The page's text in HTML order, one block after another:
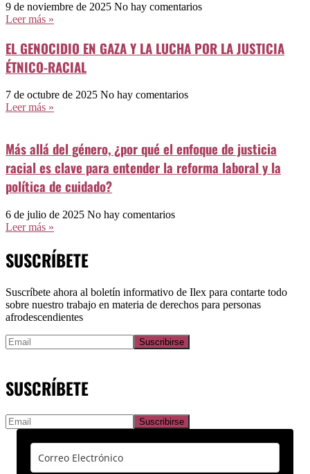
9 de noviembre de 2025 No hay comentarios
Leer más »
EL GENOCIDIO EN GAZA Y LA LUCHA POR LA JUSTICIA
ÉTNICO-RACIAL
7 de octubre de 2025 No hay comentarios
Leer más »
Más allá del género, ¿por qué el enfoque de justicia
racial es clave para entender la reforma laboral y la
política de cuidado?
6 de julio de 2025 No hay comentarios
Leer más »
SUSCRÍBETE
Suscríbete ahora al boletín informativo de Ilex para contarte todo
sobre nuestro trabajo en materia de derechos para personas
afrodescendientes
SUSCRÍBETE